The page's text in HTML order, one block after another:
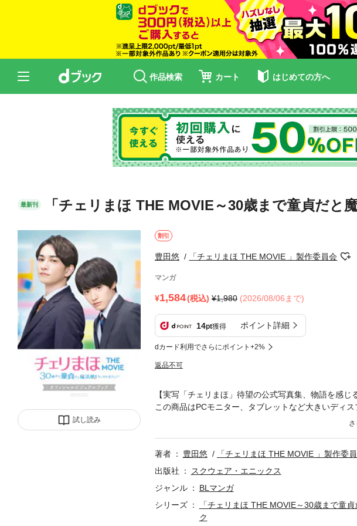
作品検索 カート はじめての方へ
最新刊 「チェリまほ THE MOVIE～30歳まで童貞だ
試し読み
割引
豊田悠 「チェリまほ THE MOVIE 」製作委員会
マンガ
1,584(税込) 1,980 (2026/08/06まで)
14pt獲得 ポイント詳細
dカード利用でさらにポイント+2%
返品不可
【実写「チェリまほ」待望の公式写真集、物語を感
この商品はPCモニター、タブレットなど大きいディ
の心──「チェリまほ THE MOVIE～30歳まで童貞だ
製作委員会
著者 豊田悠
「チェリまほ THE MOVIE 」製作委
出版社
スクウェア・エニックス
ジャンル
BLマンガ
シリーズ
「チェリまほ THE MOVIE～30歳まで童
ク